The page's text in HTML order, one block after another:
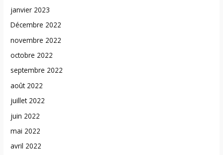
janvier 2023
Décembre 2022
novembre 2022
octobre 2022
septembre 2022
août 2022
juillet 2022
juin 2022
mai 2022
avril 2022